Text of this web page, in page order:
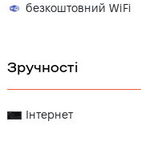
безкоштовний WiFi
Зручності
Інтернет